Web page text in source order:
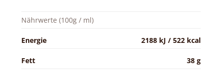
Nährwerte (100g / ml)
Energie 2188 kJ / 522 kcal
Fett 38 g